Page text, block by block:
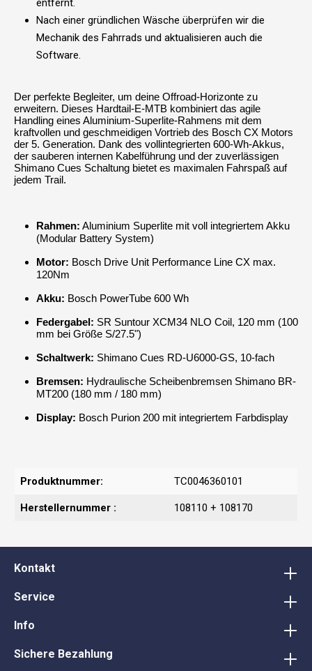
entfernt.
Nach einer gründlichen Wäsche überprüfen wir die
Mechanik des Fahrrads und aktualisieren auch die
Software.
Der perfekte Begleiter, um deine Offroad-Horizonte zu
erweitern. Dieses Hardtail-E-MTB kombiniert das agile
Handling eines Aluminium-Superlite-Rahmens mit dem
kraftvollen und geschmeidigen Vortrieb des Bosch CX Motors
der 5. Generation. Dank des vollintegrierten 600-Wh-Akkus,
der sauberen internen Kabelführung und der zuverlässigen
Shimano Cues Schaltung bietet es maximalen Fahrspaß auf
jedem Trail.
Rahmen: Aluminium Superlite mit voll integriertem Akku
(Modular Battery System)
Motor: Bosch Drive Unit Performance Line CX max.
120Nm
Akku: Bosch PowerTube 600 Wh
Federgabel: SR Suntour XCM34 NLO Coil, 120 mm (100
mm bei Größe S/27.5")
Schaltwerk: Shimano Cues RD-U6000-GS, 10-fach
Bremsen: Hydraulische Scheibenbremsen Shimano BR-
MT200 (180 mm / 180 mm)
Display: Bosch Purion 200 mit integriertem Farbdisplay
Produktnummer: TC0046360101
Herstellernummer : 108110 + 108170
Kontakt
Service
Info
Sichere Bezahlung